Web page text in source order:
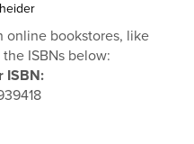
online bookstores, like
ISBNs below:
ISBN: